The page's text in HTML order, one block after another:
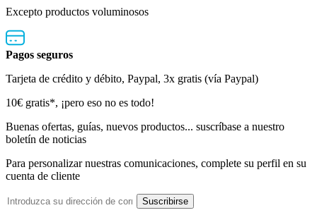
Excepto productos voluminosos
Pagos seguros
Tarjeta de crédito y débito, Paypal, 3x gratis (vía Paypal)
Boletín
de
noticias
10€ gratis*, ¡pero eso no es todo!
Buenas ofertas, guías, nuevos productos... suscríbase a nuestro
boletín de noticias
Para personalizar nuestras comunicaciones, complete su perfil en su
cuenta de cliente
Dirección
Suscribirse